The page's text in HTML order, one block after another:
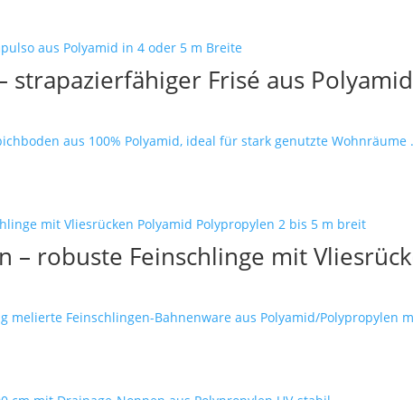
strapazierfähiger Frisé aus Polyamid
aus 100% Polyamid, ideal für stark genutzte Wohnräume
– robuste Feinschlinge mit
Feinschlingen-Bahnenware aus Polyamid/Polypropylen